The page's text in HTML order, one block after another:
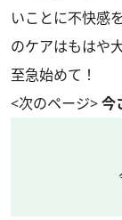
いことに不快感
のケアはもはや
至急始めて！
<次のページ>今